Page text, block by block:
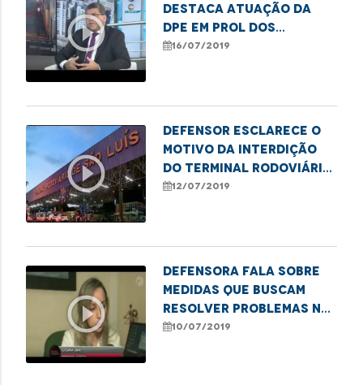
play_circle_outline
destaca atuação da
DPE em prol dos
direitos do cidadão
16/07/2019
play_circle_outline
Defensor esclarece o
motivo da interdição
do Terminal Rodoviário
de São Luís
12/07/2019
play_circle_outline
Defensora fala sobre
medidas que buscam
resolver problemas na
infraestrutura da
10/07/2019